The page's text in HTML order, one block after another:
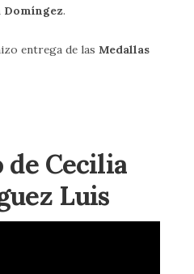
Domíngez.
entrega de las Medallas
de Cecilia
Luis